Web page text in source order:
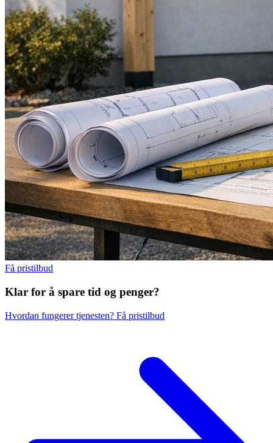
Få pristilbud
Klar for å spare tid og penger?
Hvordan fungerer tjenesten? Få pristilbud